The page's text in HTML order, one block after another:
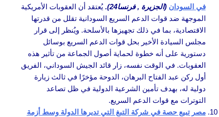
في السودان (الجزيرة , فرنسا24).
يُعتقد أن العقوبات الأمريكية
الموجهة ضد قوات الدعم السريع السودانية تقلل من قدرتها
الاقتصادية، بما في ذلك تجهيزها بالأسلحة. ويُنظر إلى قرار
مجلس السيادة الأخير بحل قوات الدعم السريع بوسائل
دستورية على أنه خطوة لحماية أصول الجماعة من تأثير هذه
العقوبات. في الوقت نفسه، زار قائد الجيش السوداني، الفريق
أول ركن عبد الفتاح البرهان، الدوحة مؤخرًا في ثالث زيارة
دولية له، بهدف تأمين الشرعية الدولية في ظل تصاعد
التوترات مع قوات الدعم السريع.
مصر تبيع حصة في شركة التبغ التي تديرها الدولة وسط أزمة